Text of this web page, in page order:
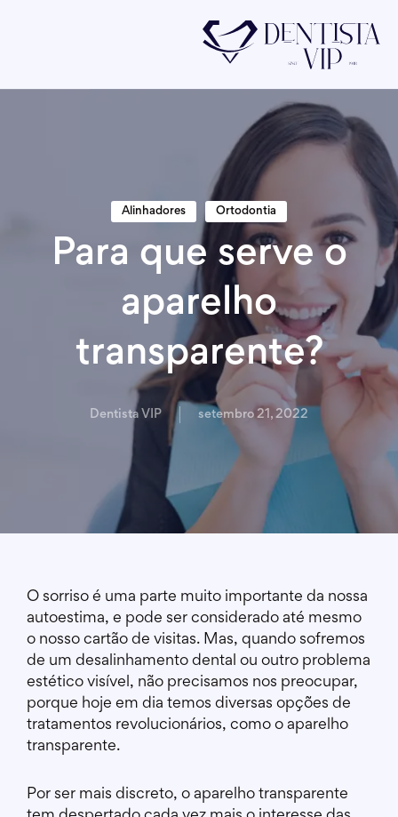
Alinhadores Ortodontia
Para que serve o
aparelho
transparente?
Dentista VIP setembro 21, 2022
O sorriso é uma parte muito importante da nossa
autoestima, e pode ser considerado até mesmo
o nosso cartão de visitas. Mas, quando sofremos
de um desalinhamento dental ou outro problema
estético visível, não precisamos nos preocupar,
porque hoje em dia temos diversas opções de
tratamentos revolucionários, como o aparelho
transparente.
Por ser mais discreto, o aparelho transparente